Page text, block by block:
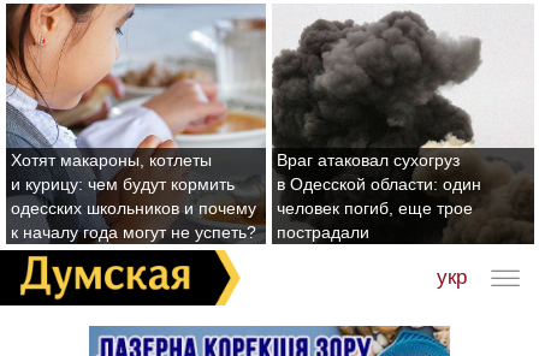
Хотят макароны, котлеты
и курицу: чем будут кормить
одесских школьников и почему
к началу года могут не успеть?
Враг атаковал сухогруз
в Одесской области: один
человек погиб, еще трое
пострадали
укр